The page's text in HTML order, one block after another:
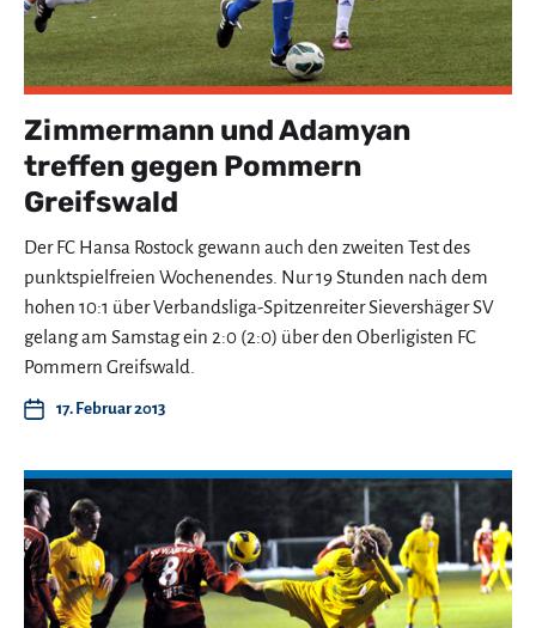
Zimmermann und Adamyan
treffen gegen Pommern
Greifswald
Der FC Hansa Rostock gewann auch den zweiten Test des
punktspielfreien Wochenendes. Nur 19 Stunden nach dem
hohen 10:1 über Verbandsliga-Spitzenreiter Sievershäger SV
gelang am Samstag ein 2:0 (2:0) über den Oberligisten FC
Pommern Greifswald.
17. Februar 2013